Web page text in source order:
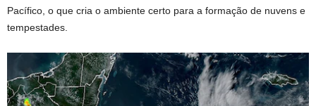
Pacífico, o que cria o ambiente certo para a formação de nuvens e
tempestades.